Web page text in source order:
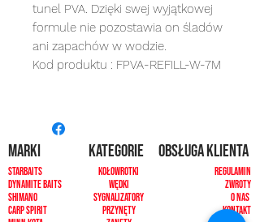
tunel PVA. Dzięki swej wyjątkowej
formule nie pozostawia on śladów
ani zapachów w wodzie.
Kod produktu : FPVA-REFILL-W-7M
MARKI kategorie
Starbaits
dynamite baits
shimano
carp spirit
Kołowrotki
Wędki
sygnalizatory
Przynęty
OBSŁUGA KLIENTA
REGULAMIN
ZWROTY
O NAS
KONTAKT